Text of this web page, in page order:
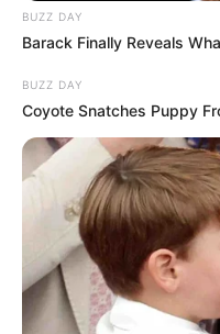
BUZZ DAY
Barack Finally Reveals
BUZZ DAY
Coyote Snatches Puppy